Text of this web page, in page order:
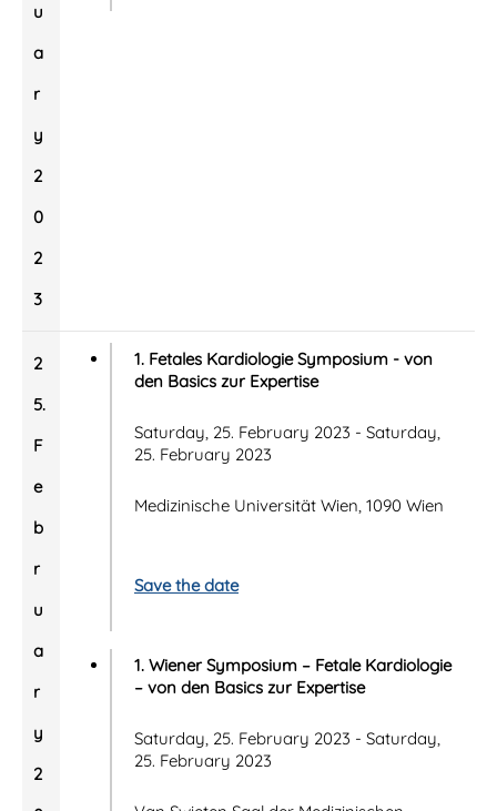
u
a
r
y
2
0
2
3
2
5.
F
e
b
r
u
a
r
y
2
1. Fetales Kardiologie Symposium - von
den Basics zur Expertise
Saturday, 25. February 2023 - Saturday,
25. February 2023
Medizinische Universität Wien, 1090 Wien
Save the date
1. Wiener Symposium – Fetale Kardiologie
– von den Basics zur Expertise
Saturday, 25. February 2023 - Saturday,
25. February 2023